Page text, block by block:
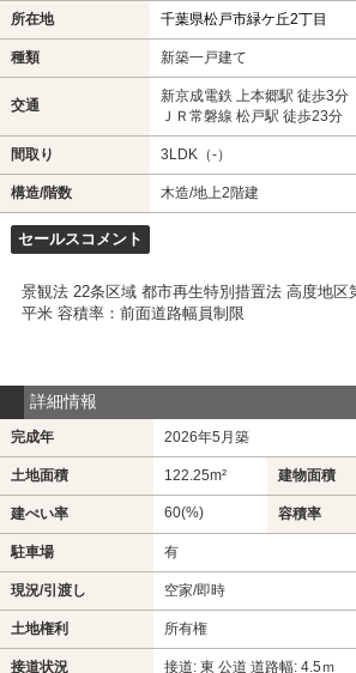
所在地 千葉県松戸市緑ケ丘2丁目
種類 新築一戸建て
交通
新京成電鉄 上本郷駅 徒歩3分
ＪＲ常磐線 松戸駅 徒歩23分
間取り 3LDK（-）
構造/階数 木造/地上2階建
セールスコメント
景観法 22条区域 都市再生特別措置法 高度地区
平米 容積率：前面道路幅員制限
詳細情報
完成年 2026年5月築
土地面積 122.25m² 建物面積
建ぺい率 60(%) 容積率
駐車場 有
現況/引渡し 空家/即時
土地権利 所有権
接道状況 接道: 東 公道 道路幅: 4.5ｍ